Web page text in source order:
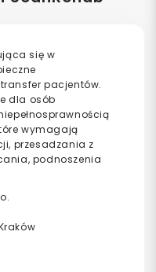
się w
pacjentów.
dla osób
wymagają
przesadzania z
podnoszenia